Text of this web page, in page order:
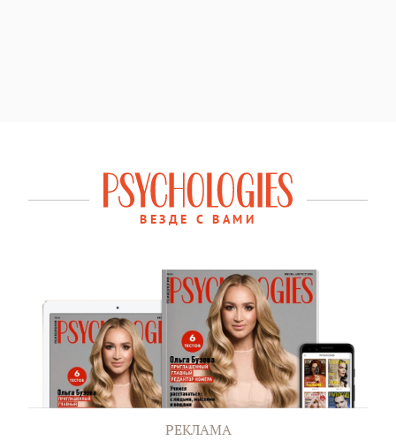
ВЕЗДЕ С ВАМИ
РЕКЛАМА